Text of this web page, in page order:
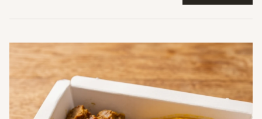
1.4